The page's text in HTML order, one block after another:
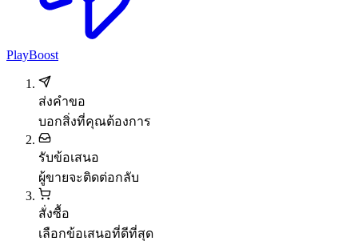
PlayBoost
ส่งคำขอ
บอกสิ่งที่คุณต้องการ
รับข้อเสนอ
ผู้ขายจะติดต่อกลับ
สั่งซื้อ
เลือกข้อเสนอที่ดีที่สุด